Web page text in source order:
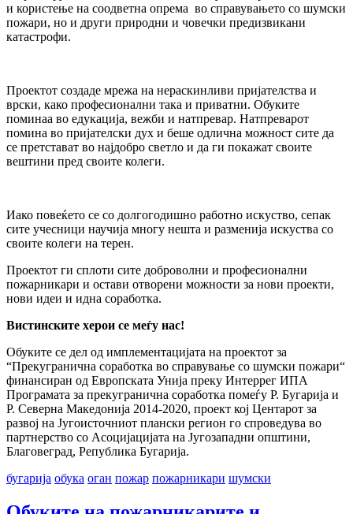
и користење на соодветна опрема во справувањето со шумски
пожари, но и други природни и човечки предизвикани
катастрофи.
Проектот создаде мрежа на нераскинливи пријателства и
врски, како професионални така и приватни. Обуките
поминаа во едукација, вежби и натпревар. Натпреварот
помина во пријателски дух и беше одлична можност сите да
се претстават во најдобро светло и да ги покажат своите
вештини пред своите колеги.
Иако повеќето се со долгогодишно работно искуство, сепак
сите учесници научија многу нешта и разменија искуства со
своите колеги на терен.
Проектот ги сплоти сите доброволни и професионални
пожарникари и остави отворени можности за нови проекти,
нови идеи и идна соработка.
Вистинските херои се меѓу нас!
Обуките се дел од имплементацијата на проектот за
“Прекугранична соработка во справување со шумски пожари“
финансиран од Европската Унија преку Интеррег ИПА
Програмата за прекугранична соработка помеѓу Р. Бугарија и
Р. Северна Македонија 2014-2020, проект кој Центарот за
развој на Југоисточниот плански регион го спроведува во
партнерство со Асоцијацијата на Југозападни општини,
Благовеград, Република Бугарија.
бугарија обука оган пожар пожарникари шумски